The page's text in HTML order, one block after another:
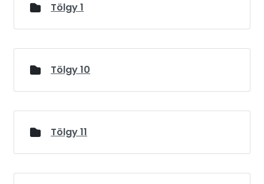
Tölgy 1
Tölgy 10
Tölgy 11